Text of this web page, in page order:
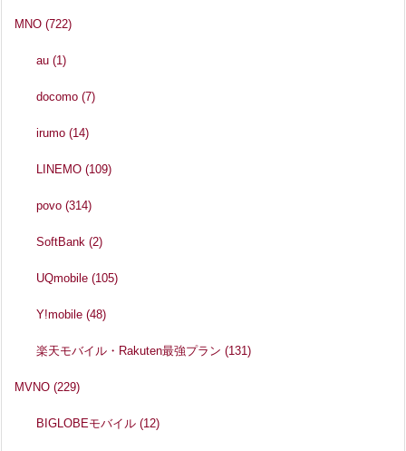
MNO (722)
au(1)
docomo(7)
irumo(14)
LINEMO(109)
povo(314)
SoftBank(2)
UQmobile(105)
Y!mobile(48)
楽天モバイル・Rakuten最強プラン(131)
MVNO (229)
BIGLOBEモバイル(12)